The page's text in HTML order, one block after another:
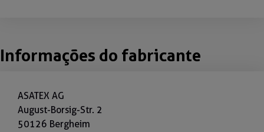
Informações do fabricante
ASATEX AG
August-Borsig-Str. 2
50126 Bergheim